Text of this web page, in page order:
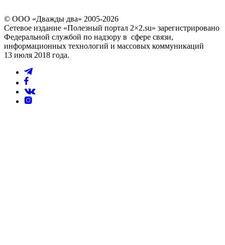
© ООО «Дважды два» 2005-2026
Сетевое издание «Полезный портал 2×2.su» зарегистрировано
Федеральной службой по надзору в сфере связи,
информационных технологий и массовых коммуникаций
13 июля 2018 года.